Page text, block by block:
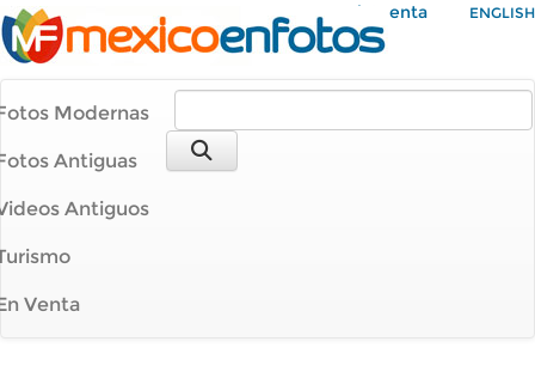
Mi Cuenta ENGLISH
Modernas
Antiguas
Antiguos
Venta